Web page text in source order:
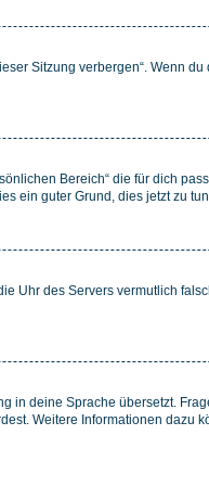
Sitzung verbergen“. Wenn
Bereich“ die für dich
ein guter Grund, dies jetzt zu
Uhr des Servers vermutlich
deine Sprache übersetzt.
Weitere Informationen dazu